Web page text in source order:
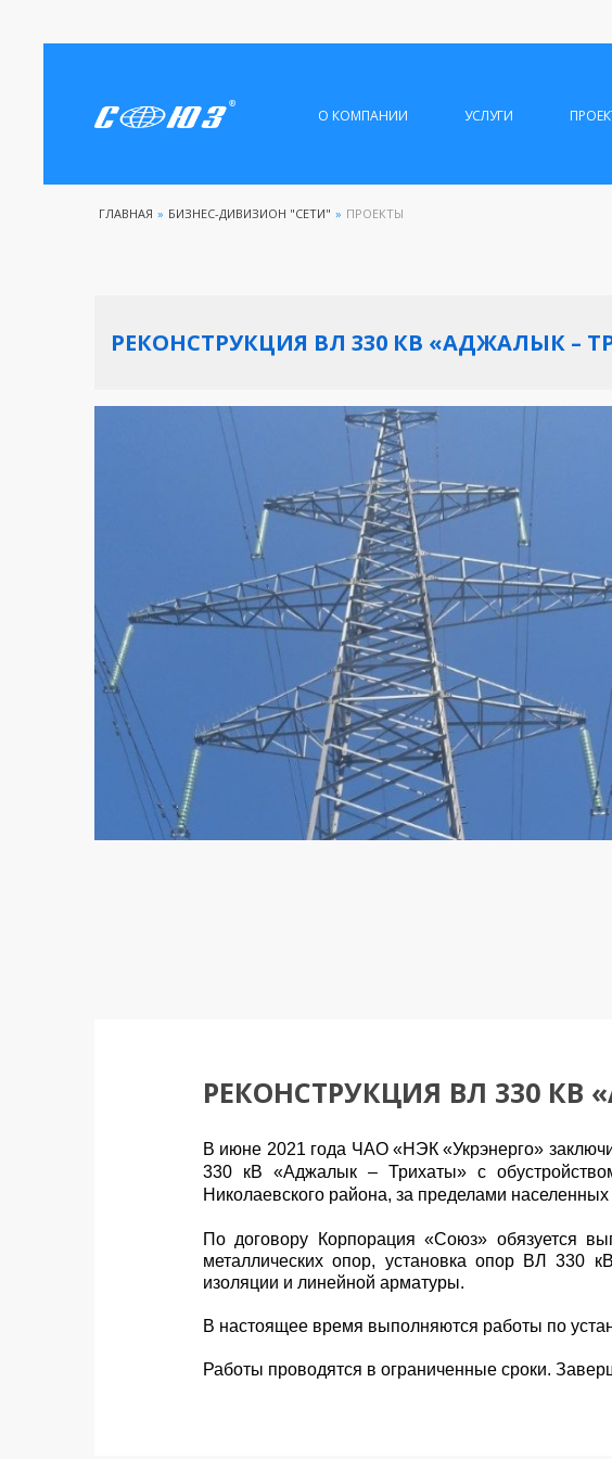
О КОМПАНИИ УСЛУГИ
ГЛАВНАЯ » БИЗНЕС-ДИВИЗИОН "СЕТИ" » ПРОЕКТЫ
РЕКОНСТРУКЦИЯ ВЛ 330 КВ «АДЖАЛЫК –
РЕКОНСТРУКЦИЯ ВЛ 330 КВ
В июне 2021 года ЧАО «НЭК «Укрэнерго»
330 кВ «Аджалык – Трихаты» с
Николаевского района, за пределами населенных
По договору Корпорация «Союз» обязуется
металлических опор, установка опор ВЛ 330
изоляции и линейной арматуры.
В настоящее время выполняются работы по
Работы проводятся в ограниченные сроки.